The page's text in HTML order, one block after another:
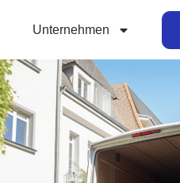
Unternehmen